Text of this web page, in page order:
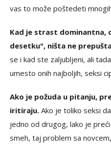
vas to može poštedeti
Kad je strast dominantna,
desetku", ništa ne
se i kad ste zaljubljeni, ali
umesto onih najboljih, seksi
Ako je požuda u pitanju,
iritiraju. Ako je toliko seksi
jedno od drugog, lako je
smeh, taj problem sa